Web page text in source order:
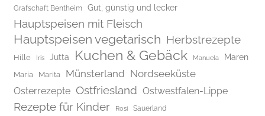
Grafschaft Bentheim
Gut, günstig und lecker
Hauptspeisen mit Fleisch
Hauptspeisen vegetarisch Herbstrezepte
Hille Iris Jutta Kuchen & Gebäck Manuela Maren
Maria Marita Münsterland Nordseeküste
Osterrezepte Ostfriesland Ostwestfalen-Lippe
Rezepte für Kinder Rosi Sauerland